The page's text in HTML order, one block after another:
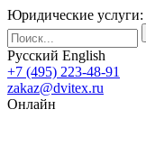
Юридические услуги:
Русский English
+7 (495) 223-48-91
zakaz@dvitex.ru
Онлайн